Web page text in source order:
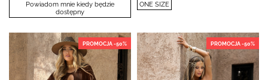
Powiadom mnie kiedy będzie
dostępny
ONE SIZE
PROMOCJA -50% PROMOCJA -50%